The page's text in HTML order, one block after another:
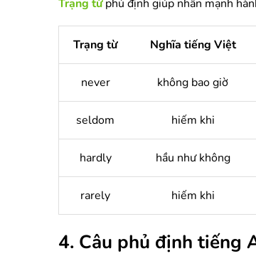
Trạng từphủ định giúp nhấn mạnh
Trạng từ Nghĩa tiếng Việt
never không bao giờ
seldom hiếm khi
hardly hầu như không
rarely hiếm khi
4. Câu phủ định tiếng